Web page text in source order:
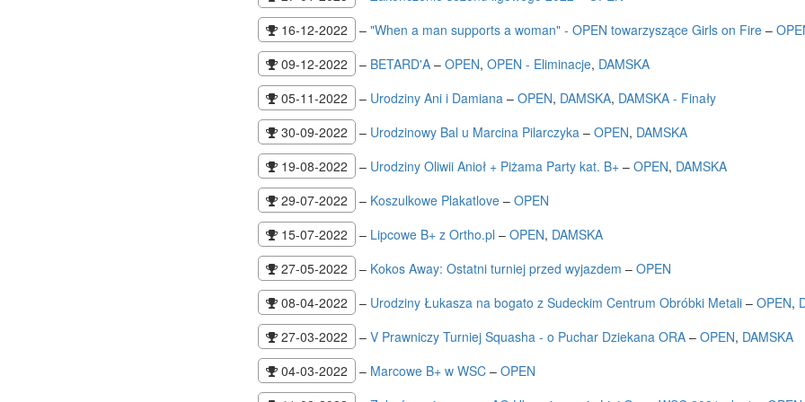
16-12-2022
–"When a man supports a woman" - OPEN towarzyszące Girls on Fire –
09-12-2022
– BETARD'A –OPEN,OPEN - Eliminacje, DAMSKA
05-11-2022
– Urodziny Ani i Damiana –OPEN, DAMSKA, DAMSKA - Finały
30-09-2022
– Urodzinowy Bal u Marcina Pilarczyka –OPEN, DAMSKA
19-08-2022
– Urodziny Oliwii Anioł + Piżama Party kat. B+ –OPEN, DAMSKA
29-07-2022
– Koszulkowe Plakatlove –OPEN
15-07-2022
– Lipcowe B+ z Ortho.pl –OPEN, DAMSKA
27-05-2022
– Kokos Away: Ostatni turniej przed wyjazdem –OPEN
08-04-2022
– Urodziny Łukasza na bogato z Sudeckim Centrum Obróbki Metali –OPEN,
27-03-2022
–V Prawniczy Turniej Squasha - o Puchar Dziekana ORA –OPEN, DAMSKA
04-03-2022
– Marcowe B+ w WSC –OPEN